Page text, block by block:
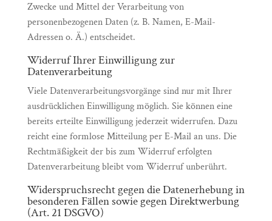
Zwecke und Mittel der Verarbeitung von
personenbezogenen Daten (z. B. Namen, E-Mail-
Adressen o. Ä.) entscheidet.
Widerruf Ihrer Einwilligung zur
Datenverarbeitung
Viele Datenverarbeitungsvorgänge sind nur mit Ihrer
ausdrücklichen Einwilligung möglich. Sie können eine
bereits erteilte Einwilligung jederzeit widerrufen. Dazu
reicht eine formlose Mitteilung per E-Mail an uns. Die
Rechtmäßigkeit der bis zum Widerruf erfolgten
Datenverarbeitung bleibt vom Widerruf unberührt.
Widerspruchsrecht gegen die Datenerhebung in
besonderen Fällen sowie gegen Direktwerbung
(Art. 21 DSGVO)